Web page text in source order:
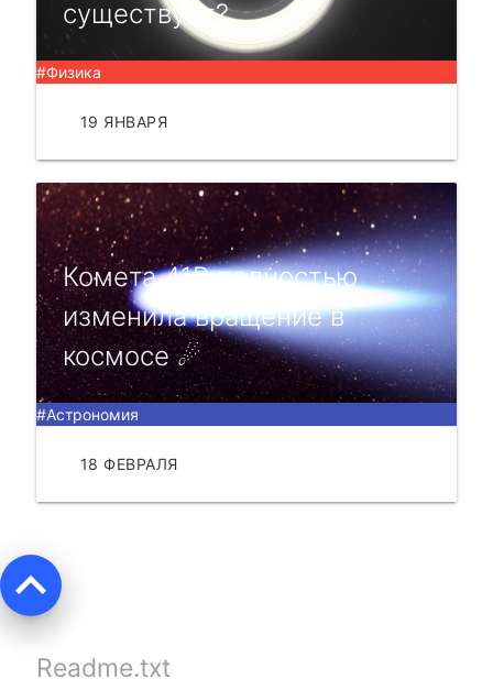
существует?
#Физика
19 ЯНВАРЯ
Комета 41P полностью
изменила вращение в
космосе ☄
#Астрономия
18 ФЕВРАЛЯ
keyboard_arrow_up
Readme.txt